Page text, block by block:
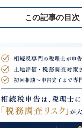
この記事の目次